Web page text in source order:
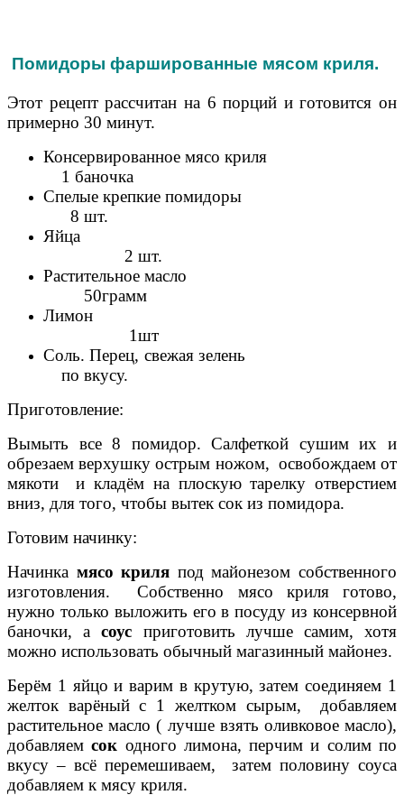
Помидоры фаршированные мясом криля.
Этот рецепт рассчитан на 6 порций и готовится он
примерно 30 минут.
Консервированное мясо криля
1 баночка
Спелые крепкие помидоры
8 шт.
Яйца
2 шт.
Растительное масло
50грамм
Лимон
1шт
Соль. Перец, свежая зелень
по вкусу.
Приготовление:
Вымыть все 8 помидор. Салфеткой сушим их и
обрезаем верхушку острым ножом, освобождаем от
мякоти и кладём на плоскую тарелку отверстием
вниз, для того, чтобы вытек сок из помидора.
Готовим начинку:
Начинка мясо криля под майонезом собственного
изготовления. Собственно мясо криля готово,
нужно только выложить его в посуду из консервной
баночки, асоус приготовить лучше самим, хотя
можно использовать обычный магазинный майонез.
Берём 1 яйцо и варим в крутую, затем соединяем 1
желток варёный с 1 желтком сырым, добавляем
растительное масло ( лучше взять оливковое масло),
добавляемсок одного лимона, перчим и солим по
вкусу – всё перемешиваем, затем половину соуса
добавляем к мясу криля.